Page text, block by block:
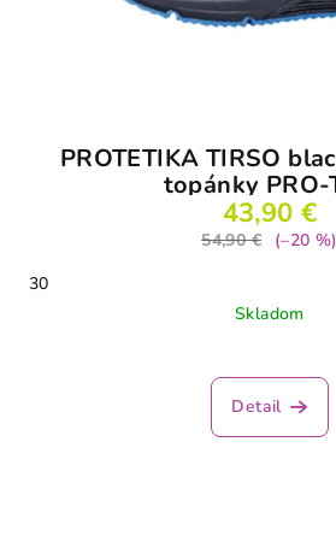
PROTETIKA TIRSO
topánky PRO-
43,90 €
54,90 €
(–20 %)
30
Skladom
Detail